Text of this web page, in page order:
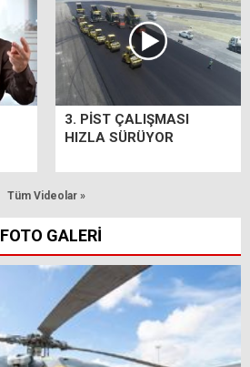
3. PİST ÇALIŞMASI
HIZLA SÜRÜYOR
Tüm Videolar »
FOTO GALERİ